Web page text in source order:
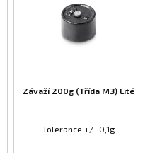
Závaží 200g (Třída M3) Lité
Tolerance +/- 0,1g